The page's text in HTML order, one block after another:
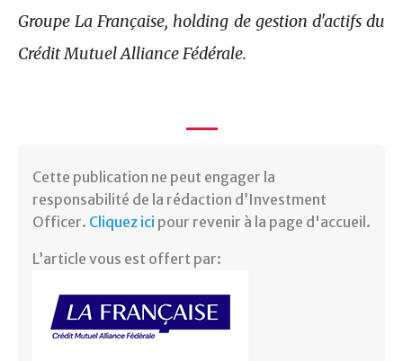
Groupe La Française, holding de gestion d'actifs du
Crédit Mutuel Alliance Fédérale.
Cette publication ne peut engager la
responsabilité de la rédaction d’Investment
Officer. Cliquez ici pour revenir à la page d'accueil.
L’article vous est offert par: